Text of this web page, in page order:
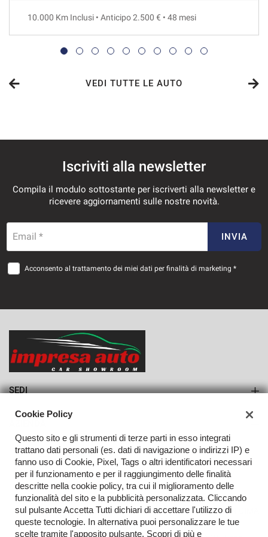
VEDI
492€/mese
36 Mesi
36 Mesi
VEDI
10.000 Km Inclusi • Anticipo 2.500 € • 48 mesi
VEDI TUTTE LE AUTO
Iscriviti alla newsletter
Compila il modulo sottostante per iscriverti alla newsletter e
ricevere aggiornamenti sulle nostre novità.
Email * INVIA
Acconsento al trattamento dei miei dati per finalità di marketing *
SEDI
Azienda
Contatti
TORNA IN CIMA
Cookie Policy
Questo sito e gli strumenti di terze parti in esso integrati
trattano dati personali (es. dati di navigazione o indirizzi IP) e
fanno uso di Cookie, Pixel, Tags o altri identificatori necessari
per il funzionamento e per il raggiungimento delle finalità
descritte nella cookie policy, tra cui il miglioramento delle
funzionalità del sito e la pubblicità personalizzata. Cliccando
sul pulsante Accetta Tutti dichiari di accettare l'utilizzo di
queste tecnologie. In alternativa puoi personalizzare le tue
scelte tramite l'apposito pulsante. Scopri di più e